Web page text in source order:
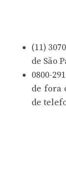
(11)
de São
0800-
de fora
de